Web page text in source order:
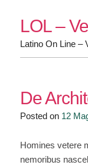
content
LOL –
Latino On Line –
De
Posted on 12
Homines vetere
nemoribus